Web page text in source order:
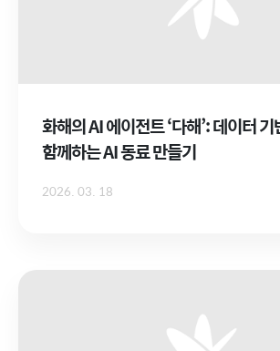
화해의 AI 에이전트 ‘다해’: 데이터
함께하는 AI 동료 만들기
2026. 03. 18